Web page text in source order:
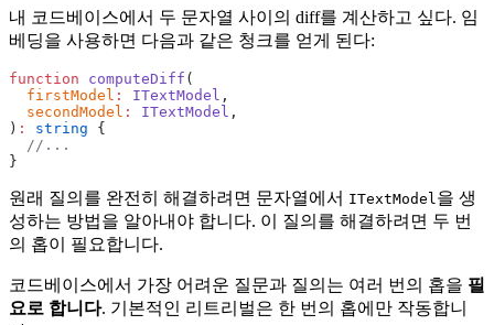
내 코드베이스에서 두 문자열 사이의 diff를 계산하고 싶다. 임
베딩을 사용하면 다음과 같은 청크를 얻게 된다:
function computeDiff (
  firstModel
: ITextModel ,
  secondModel
: ITextModel ,
) : string {
  //...
}
원래 질의를 완전히 해결하려면 문자열에서 ITextModel 을 생
성하는 방법을 알아내야 합니다. 이 질의를 해결하려면 두 번
의 홉이 필요합니다.
코드베이스에서 가장 어려운 질문과 질의는 여러 번의 홉을 필
요로 합니다. 기본적인 리트리벌은 한 번의 홉에만 작동합니